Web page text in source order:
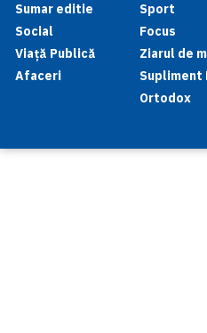
Sumar editie
Social
Viață Publică
Afaceri
Sport
Focus
Ziarul de
Supliment
Ortodox